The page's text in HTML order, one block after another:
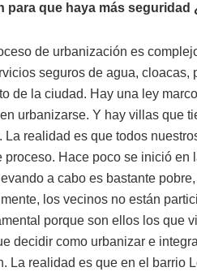
para que haya más seguridad
de urbanización es
seguros de agua,
de la ciudad. Hay una ley
urbanizarse. Y hay villas que
La realidad es que todos
proceso. Hace poco se inició
a cabo es bastante
los vecinos no están
porque son ellos los que
decidir como urbanizar e
La realidad es que en el barrio